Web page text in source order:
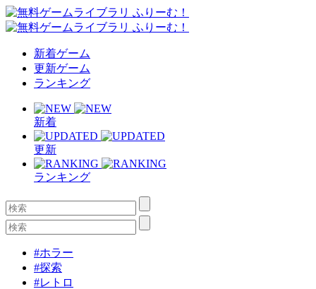
新着ゲーム
更新ゲーム
ランキング
新着
更新
ランキング
#ホラー
#探索
#レトロ